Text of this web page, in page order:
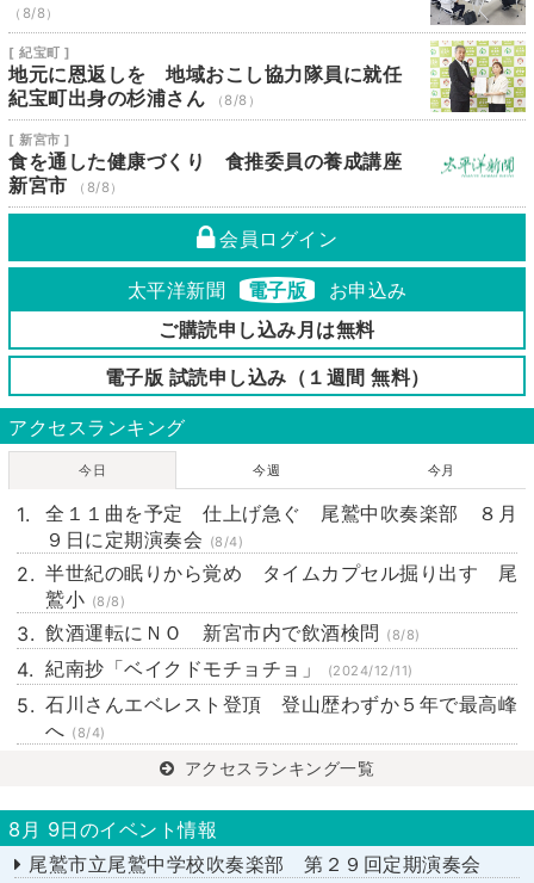
（8/8）
[ 紀宝町 ]
地元に恩返しを 地域おこし協力隊員に就任
紀宝町出身の杉浦さん
（8/8）
[ 新宮市 ]
食を通した健康づくり 食推委員の養成講座
新宮市
（8/8）
会員ログイン
太平洋新聞 電子版
お申込み
ご購読申し込み月は無料
電子版 試読申し込み（１週間 無料）
アクセスランキング
今日 今週 今月
全１１曲を予定 仕上げ急ぐ 尾鷲中吹奏楽部 ８月
９日に定期演奏会 (8/4)
半世紀の眠りから覚め タイムカプセル掘り出す 尾
鷲小 (8/8)
飲酒運転にＮＯ 新宮市内で飲酒検問 (8/8)
紀南抄「ベイクドモチョチョ」 (2024/12/11)
石川さんエベレスト登頂 登山歴わずか５年で最高峰
へ (8/4)
アクセスランキング一覧
8月 9日のイベント情報
尾鷲市立尾鷲中学校吹奏楽部 第２９回定期演奏会